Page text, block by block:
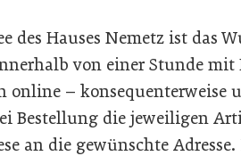
des Hauses Nemetz ist das
von einer Stunde
online – konsequenterweise
Bestellung die jeweiligen
an die gewünschte